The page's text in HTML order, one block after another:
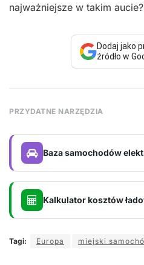
najważniejsze w takim aucie?
Dodaj jako
źródło w
PRZYDATNE NARZĘDZIA
Baza samochodów
Kalkulator kosztów
Tagi: Europa miejski